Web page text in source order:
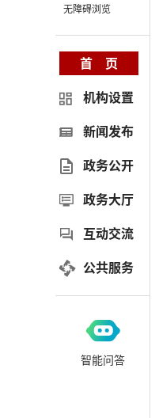
无障碍浏览
首 页
机构设置
新闻发布
政务公开
政务大厅
互动交流
公共服务
智能问答